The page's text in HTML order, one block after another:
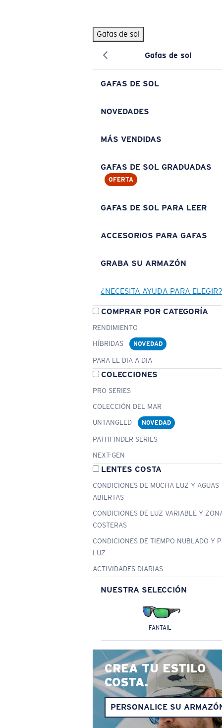
Gafas de sol
Gafas de sol
GAFAS DE SOL
NOVEDADES
MÁS VENDIDAS
GAFAS DE SOL GRADUADAS
OFERTA
GAFAS DE SOL PARA LEER
ACCESORIOS PARA GAFAS
GRABA SU ARMAZÓN
¿NECESITA AYUDA PARA ELEGIR?
COMPRAR POR CATEGORÍA
RENDIMIENTO
HÍBRIDAS
NOVEDAD
PARA EL DIA A DIA
COLECCIONES
PRO SERIES
COLECCIÓN DEL MAR
UNTANGLED
NOVEDAD
PATHFINDER SERIES
NEXT-GEN
LENTES COSTA
CONDICIONES DE MUCHA LUZ Y AGUAS
ABIERTAS
CONDICIONES DE LUZ VARIABLE Y
COSTERAS
CONDICIONES DE TIEMPO NUBLADO Y
LUZ
ACTIVIDADES DIARIAS
NUESTRA SELECCIÓN
FANTAIL
CREA TU ESTILO
COSTA.
PERSONALICE SU
BÚSQUEDAS POPULARES
Pilothouse PRO Limited Edition Pack Exclusivo
Gafas de sol personalizadas
Los más vendidos de gafas de sol